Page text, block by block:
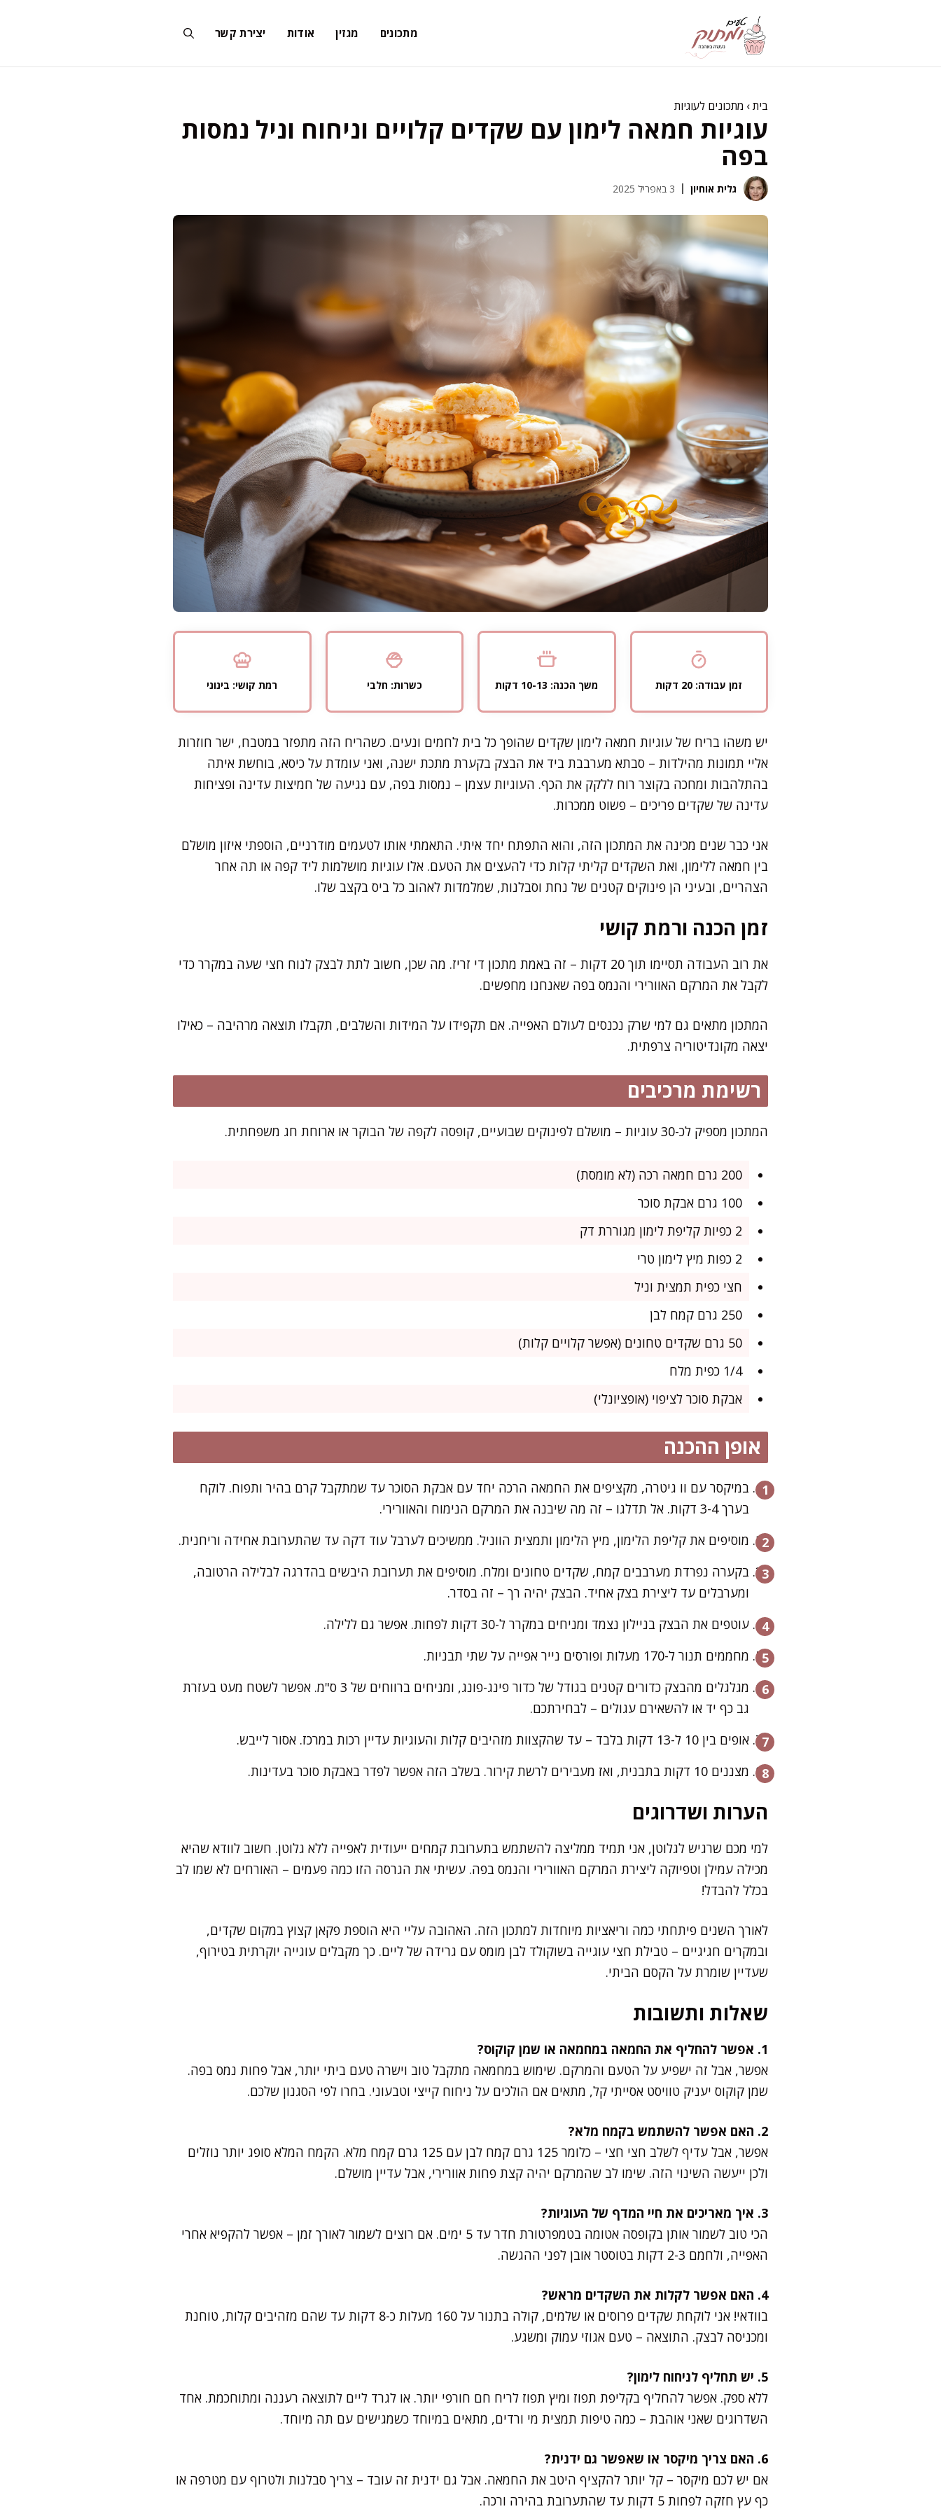
מתכונים מגזין אודות יצירת קשר
בית› מתכונים לעוגיות
עוגיות חמאה לימון עם שקדים קלויים וניחוח וניל נמסות
בפה
גלית אוחיון 3 באפריל 2025
זמן עבודה: 20 דקות משך הכנה: 10-13 דקות כשרות: חלבי רמת קושי: בינוני
יש משהו בריח של עוגיות חמאה לימון שקדים שהופך כל בית לחמים ונעים. כשהריח הזה מתפזר במטבח, ישר חוזרות
אליי תמונות מהילדות – סבתא מערבבת ביד את הבצק בקערת מתכת ישנה, ואני עומדת על כיסא, בוחשת איתה
בהתלהבות ומחכה בקוצר רוח ללקק את הכף. העוגיות עצמן – נמסות בפה, עם נגיעה של חמיצות עדינה ופציחות
עדינה של שקדים פריכים – פשוט ממכרות.
אני כבר שנים מכינה את המתכון הזה, והוא התפתח יחד איתי. התאמתי אותו לטעמים מודרניים, הוספתי איזון מושלם
בין חמאה ללימון, ואת השקדים קליתי קלות כדי להעצים את הטעם. אלו עוגיות מושלמות ליד קפה או תה אחר
הצהריים, ובעיני הן פינוקים קטנים של נחת וסבלנות, שמלמדות לאהוב כל ביס בקצב שלו.
זמן הכנה ורמת קושי
את רוב העבודה תסיימו תוך 20 דקות – זה באמת מתכון די זריז. מה שכן, חשוב לתת לבצק לנוח חצי שעה במקרר כדי
לקבל את המרקם האוורירי והנמס בפה שאנחנו מחפשים.
המתכון מתאים גם למי שרק נכנסים לעולם האפייה. אם תקפידו על המידות והשלבים, תקבלו תוצאה מרהיבה – כאילו
יצאה מקונדיטוריה צרפתית.
רשימת מרכיבים
המתכון מספיק לכ-30 עוגיות – מושלם לפינוקים שבועיים, קופסה לקפה של הבוקר או ארוחת חג משפחתית.
200 גרם חמאה רכה (לא מומסת)
100 גרם אבקת סוכר
2 כפיות קליפת לימון מגוררת דק
2 כפות מיץ לימון טרי
חצי כפית תמצית וניל
250 גרם קמח לבן
50 גרם שקדים טחונים (אפשר קלויים קלות)
1/4 כפית מלח
אבקת סוכר לציפוי (אופציונלי)
אופן ההכנה
במיקסר עם וו גיטרה, מקציפים את החמאה הרכה יחד עם אבקת הסוכר עד שמתקבל קרם בהיר ותפוח. לוקח
בערך 3-4 דקות. אל תדלגו – זה מה שיבנה את המרקם הנימוח והאוורירי.
מוסיפים את קליפת הלימון, מיץ הלימון ותמצית הווניל. ממשיכים לערבל עוד דקה עד שהתערובת אחידה וריחנית.
בקערה נפרדת מערבבים קמח, שקדים טחונים ומלח. מוסיפים את תערובת היבשים בהדרגה לבלילה הרטובה,
ומערבלים עד ליצירת בצק אחיד. הבצק יהיה רך – זה בסדר.
עוטפים את הבצק בניילון נצמד ומניחים במקרר ל-30 דקות לפחות. אפשר גם ללילה.
מחממים תנור ל-170 מעלות ופורסים נייר אפייה על שתי תבניות.
מגלגלים מהבצק כדורים קטנים בגודל של כדור פינג-פונג, ומניחים ברווחים של 3 ס"מ. אפשר לשטח מעט בעזרת
גב כף יד או להשאירם עגולים – לבחירתכם.
אופים בין 10 ל-13 דקות בלבד – עד שהקצוות מזהיבים קלות והעוגיות עדיין רכות במרכז. אסור לייבש.
מצננים 10 דקות בתבנית, ואז מעבירים לרשת קירור. בשלב הזה אפשר לפדר באבקת סוכר בעדינות.
הערות ושדרוגים
למי מכם שרגיש לגלוטן, אני תמיד ממליצה להשתמש בתערובת קמחים ייעודית לאפייה ללא גלוטן. חשוב לוודא שהיא
מכילה עמילן וטפיוקה ליצירת המרקם האוורירי והנמס בפה. עשיתי את הגרסה הזו כמה פעמים – האורחים לא שמו לב
בכלל להבדל!
לאורך השנים פיתחתי כמה וריאציות מיוחדות למתכון הזה. האהובה עליי היא הוספת פקאן קצוץ במקום שקדים,
ובמקרים חגיגיים – טבילת חצי עוגייה בשוקולד לבן מומס עם גרידה של ליים. כך מקבלים עוגייה יוקרתית בטירוף,
שעדיין שומרת על הקסם הביתי.
שאלות ותשובות
1. אפשר להחליף את החמאה במחמאה או שמן קוקוס?
אפשר, אבל זה ישפיע על הטעם והמרקם. שימוש במחמאה מתקבל טוב וישרה טעם ביתי יותר, אבל פחות נמס בפה.
שמן קוקוס יעניק טוויסט אסייתי קל, מתאים אם הולכים על ניחוח קייצי וטבעוני. בחרו לפי הסגנון שלכם.
2. האם אפשר להשתמש בקמח מלא?
אפשר, אבל עדיף לשלב חצי חצי – כלומר 125 גרם קמח לבן עם 125 גרם קמח מלא. הקמח המלא סופג יותר נוזלים
ולכן ייעשה השינוי הזה. שימו לב שהמרקם יהיה קצת פחות אוורירי, אבל עדיין מושלם.
3. איך מאריכים את חיי המדף של העוגיות?
הכי טוב לשמור אותן בקופסה אטומה בטמפרטורת חדר עד 5 ימים. אם רוצים לשמור לאורך זמן – אפשר להקפיא אחרי
האפייה, ולחמם 2-3 דקות בטוסטר אובן לפני ההגשה.
4. האם אפשר לקלות את השקדים מראש?
בוודאי! אני לוקחת שקדים פרוסים או שלמים, קולה בתנור על 160 מעלות כ-8 דקות עד שהם מזהיבים קלות, טוחנת
ומכניסה לבצק. התוצאה – טעם אגוזי עמוק ומשגע.
5. יש תחליף לניחוח לימון?
ללא ספק. אפשר להחליף בקליפת תפוז ומיץ תפוז לריח חם חורפי יותר. או לגרד ליים לתוצאה רעננה ומתוחכמת. אחד
השדרוגים שאני אוהבת – כמה טיפות תמצית מי ורדים, מתאים במיוחד כשמגישים עם תה מיוחד.
6. האם צריך מיקסר או שאפשר גם ידנית?
אם יש לכם מיקסר – קל יותר להקציף היטב את החמאה. אבל גם ידנית זה עובד – צריך סבלנות ולטרוף עם מטרפה או
כף עץ חזקה לפחות 5 דקות עד שהתערובת בהירה ורכה.